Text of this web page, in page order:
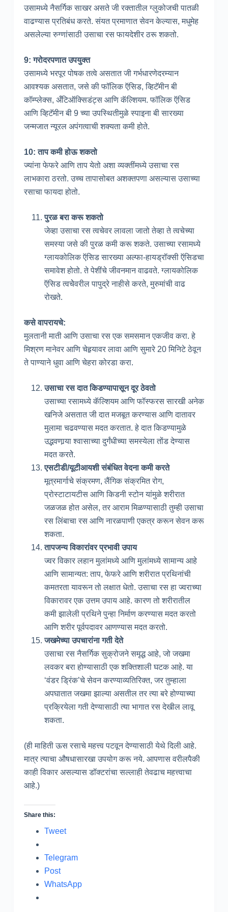
उसामध्ये नैसर्गिक साखर असते जी रक्तातील ग्लुकोजची पातळी
वाढण्यास प्रतिबंध करते. संयत प्रमाणात सेवन केल्यास, मधुमेह
असलेल्या रुग्णांसाठी उसाचा रस फायदेशीर ठरू शकतो.
9: गरोदरपणात उपयुक्त
उसामध्ये भरपूर पोषक तत्वे असतात जी गर्भधारणेदरम्यान
आवश्यक असतात, जसे की फॉलिक ऍसिड, व्हिटॅमीन बी
कॉम्प्लेक्स, अँटिऑक्सिडंट्स आणि कॅल्शियम. फॉलिक ऍसिड
आणि व्हिटॅमीन बी 9 च्या उपस्थितीमुळे स्पाइना बी सारख्या
जन्मजात न्यूरल अपंगत्वाची शक्यता कमी होते.
10: ताप कमी होऊ शकतो
ज्यांना फेफरे आणि ताप येतो अशा व्यक्तींमध्ये उसाचा रस
लाभकारा ठरतो. उच्च तापासोबत अशक्तपणा असल्यास उसाच्या
रसाचा फायदा होतो.
पुरळ बरा करू शकतो
जेव्हा उसाचा रस त्वचेवर लावला जातो तेव्हा ते त्वचेच्या
समस्या जसे की पुरळ कमी करू शकते. उसाच्या रसामध्ये
ग्लायकोलिक ऍसिड सारख्या अल्फा-हायड्रॉक्सी ऍसिडचा
समावेश होतो. ते पेशींचे जीवनमान वाढवते. ग्लायकोलिक
ऍसिड त्वचेेवरील पापुद्रे नाहीसे करते, मुरुमांची वाढ
रोखते.
कसे वापरायचे:
मुलतानी माती आणि उसाचा रस एक समसमान एकजीव करा. हे
मिश्रण मानेवर आणि चेहर्‍यावर लावा आणि सुमारे 20 मिनिटे ठेवून
ते पाण्याने धुवा आणि चेहरा कोरडा करा.
उसाचा रस दात किडण्यापासून दूर ठेवतो
उसाच्या रसामध्ये कॅल्शियम आणि फॉस्फरस सारखी अनेक
खनिजे असतात जी दात मजबूत करण्यास आणि दातावर
मुलामा चढवण्यास मदत करतात. हे दात किडण्यामुळे
उद्भवणार्‍या श्वासाच्या दुर्गंधीच्या समस्येला तोंड देण्यास
मदत करतेे.
एसटीडी/यूटीआयशी संबंधित वेदना कमी करते
मूत्रमार्गाचे संक्रमण, लैंगिक संक्रमित रोग,
प्रोस्टाटायटीस आणि किडनी स्टोन यांमुळे शरीरात
जळजळ होत असेल, तर आराम मिळण्यासाठी तुम्ही उसाचा
रस लिंबाचा रस आणि नारळपाणी एकत्र करून सेवन करू
शकता.
तापजन्य विकारांवर प्रभावी उपाय
ज्वर विकार लहान मुलांमध्ये आणि मुलांमध्ये सामान्य आहे
आणि सामान्यत: ताप, फेफरे आणि शरीरात प्रथिनांची
कमतरता यावरून तो लक्षात धेतो. उसाचा रस हा ज्वराच्या
विकारावर एक उत्तम उपाय आहे. कारण तो शरीरातील
कमी झालेली प्रथिने पुन्हा निर्माण करण्यास मदत करतो
आणि शरीर पूर्वपदावर आणण्यास मदत करतो.
जखमेच्या उपचारांना गती देते
उसाचा रस नैसर्गिक सुक्रोजने समृद्ध आहे, जो जखमा
लवकर बरा होण्यासाठी एक शक्तिशाली घटक आहे. या
‘वंडर ड्रिंक’चे सेवन करण्याव्यतिरिक्त, जर तुम्हाला
अपघातात जखमा झाल्या असतील तर त्या बरे होण्याच्या
प्रक्रियेला गती देण्यासाठी त्या भागात रस देखील लावू
शकता.
(ही माहिती ऊस रसाचे महत्त्व पटवून देण्यासाठी येथे दिली आहे.
मात्र त्याचा औषधासारखा उपयोग करू नये. आपणास वरीलपैकी
काही विकार असल्यास डॉक्टरांचा सल्लाही तेवढाच महत्त्वाचा
आहे.)
Share this:
Tweet
Telegram
Post
WhatsApp